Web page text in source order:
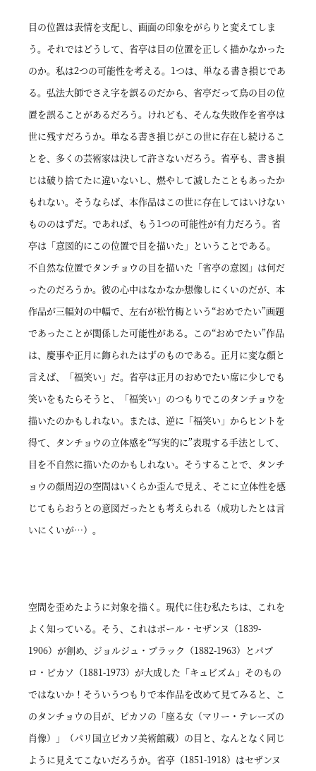
目の位置は表情を支配し、画面の印象をがらりと変えてしま
う。それではどうして、省亭は目の位置を正しく描かなかった
のか。私は2つの可能性を考える。1つは、単なる書き損じであ
る。弘法大師でさえ字を誤るのだから、省亭だって鳥の目の位
置を誤ることがあるだろう。けれども、そんな失敗作を省亭は
世に残すだろうか。単なる書き損じがこの世に存在し続けるこ
とを、多くの芸術家は決して許さないだろう。省亭も、書き損
じは破り捨てたに違いないし、燃やして滅したこともあったか
もれない。そうならば、本作品はこの世に存在してはいけない
もののはずだ。であれば、もう1つの可能性が有力だろう。省
亭は「意図的にこの位置で目を描いた」ということである。
不自然な位置でタンチョウの目を描いた「省亭の意図」は何だ
ったのだろうか。彼の心中はなかなか想像しにくいのだが、本
作品が三幅対の中幅で、左右が松竹梅という“おめでたい”画題
であったことが関係した可能性がある。この“おめでたい”作品
は、慶事や正月に飾られたはずのものである。正月に変な顔と
言えば、「福笑い」だ。省亭は正月のおめでたい席に少しでも
笑いをもたらそうと、「福笑い」のつもりでこのタンチョウを
描いたのかもしれない。または、逆に「福笑い」からヒントを
得て、タンチョウの立体感を“写実的に”表現する手法として、
目を不自然に描いたのかもしれない。そうすることで、タンチ
ョウの顔周辺の空間はいくらか歪んで見え、そこに立体性を感
じてもらおうとの意図だったとも考えられる（成功したとは言
いにくいが…）。
空間を歪めたように対象を描く。現代に住む私たちは、これを
よく知っている。そう、これはポール・セザンヌ（1839-
1906）が創め、ジョルジュ・ブラック（1882-1963）とパブ
ロ・ピカソ（1881-1973）が大成した「キュビズム」そのもの
ではないか！そういうつもりで本作品を改めて見てみると、こ
のタンチョウの目が、ピカソの「座る女（マリー・テレーズの
肖像）」（パリ国立ピカソ美術館蔵）の目と、なんとなく同じ
ように見えてこないだろうか。省亭（1851-1918）はセザンヌ